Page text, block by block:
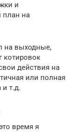
и
план на
на выходные,
котировок
действия на
или полная
и т.д.
время я